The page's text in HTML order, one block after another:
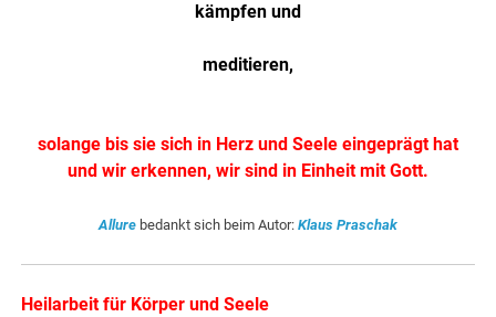
kämpfen und
meditieren,
solange bis sie sich in Herz und Seele eingeprägt hat
und wir erkennen, wir sind in Einheit mit Gott.
Allure bedankt sich beim Autor: Klaus Praschak
Heilarbeit für Körper und Seele